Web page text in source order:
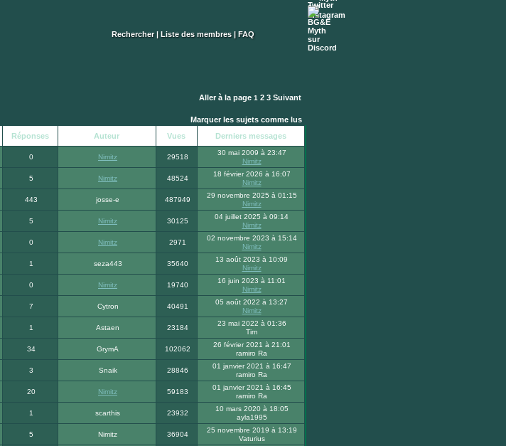
Rechercher| Liste des membres| FAQ
Aller à la page 1 2 3 Suivant
Marquer les sujets comme lus
Réponses Auteur Vues Derniers messages
0 Nimitz 29518
30 mai 2009 à 23:47
Nimitz
5 Nimitz 48524
18 février 2026 à 16:07
Nimitz
443 josse-e 487949
29 novembre 2025 à 01:15
Nimitz
5 Nimitz 30125
04 juillet 2025 à 09:14
Nimitz
0 Nimitz 2971
02 novembre 2023 à 15:14
Nimitz
1 seza443 35640
13 août 2023 à 10:09
Nimitz
0 Nimitz 19740
16 juin 2023 à 11:01
Nimitz
7 Cytron 40491
05 août 2022 à 13:27
Nimitz
1 Astaen 23184
23 mai 2022 à 01:36
Tim
34 GrymA 102062
26 février 2021 à 21:01
ramiro Ra
3 Snaik 28846
01 janvier 2021 à 16:47
ramiro Ra
20 Nimitz 59183
01 janvier 2021 à 16:45
ramiro Ra
1 scarthis 23932
10 mars 2020 à 18:05
ayla1995
5 Nimitz 36904
25 novembre 2019 à 13:19
Vaturius